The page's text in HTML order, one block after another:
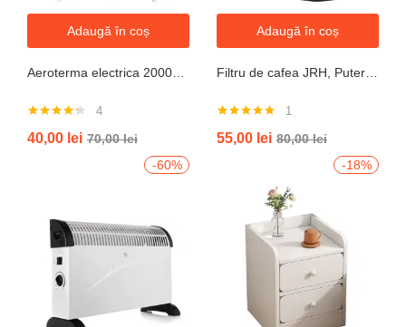
Adaugă în coș
4.25din 5
4
40,00 lei 70,00lei
Adaugă în coș
5.00din 5
1
55,00 lei 80,00lei
-60%
-18%